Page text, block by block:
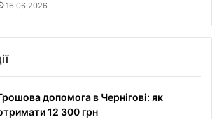
16.06.2026
допомога в Чернігові: як
12 300 грн